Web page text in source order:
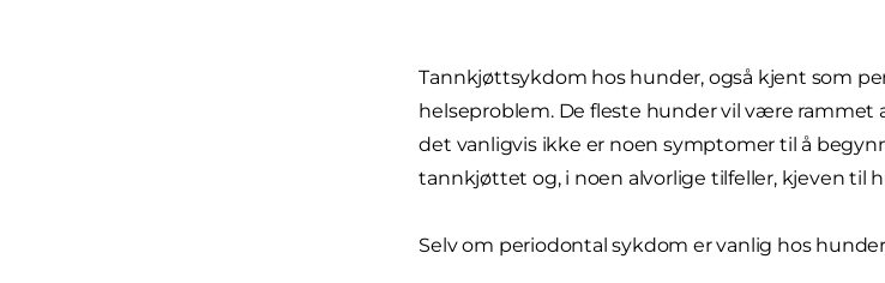
Tannkjøttsykdom hos hunder, også kjent som
helseproblem. De fleste hunder vil være rammet
det vanligvis ikke er noen symptomer til å
tannkjøttet og, i noen alvorlige tilfeller, kjeven
Selv om periodontal sykdom er vanlig hos